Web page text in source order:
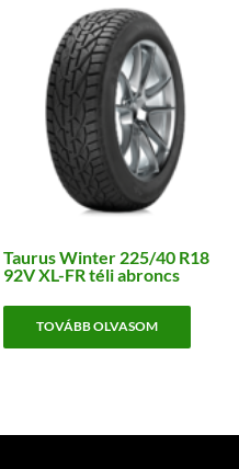
Taurus Winter 225/40 R18
92V XL-FR téli abroncs
TOVÁBB OLVASOM